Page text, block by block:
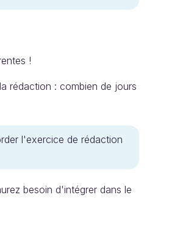
!
rédaction : combien de jours
l'exercice de rédaction
besoin d'intégrer dans le